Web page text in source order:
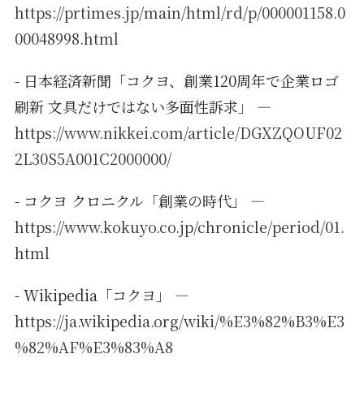
https://prtimes.jp/main/html/rd/p/000001158.0
00048998.html
- 日本経済新聞「コクヨ、創業120周年で企業ロゴ
刷新 文具だけではない多面性訴求」 —
https://www.nikkei.com/article/DGXZQOUF02
2L30S5A001C2000000/
- コクヨ クロニクル「創業の時代」 —
https://www.kokuyo.co.jp/chronicle/period/01.
html
- Wikipedia「コクヨ」 —
https://ja.wikipedia.org/wiki/%E3%82%B3%E3
%82%AF%E3%83%A8